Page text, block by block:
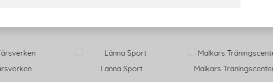
Länna Sport Malkars Träningscenter